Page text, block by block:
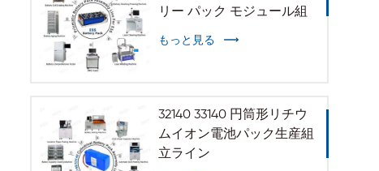
リー パック モジュール組
もっと見る
32140 33140 円筒形リチウ
ムイオン電池パック生産組
立ライン